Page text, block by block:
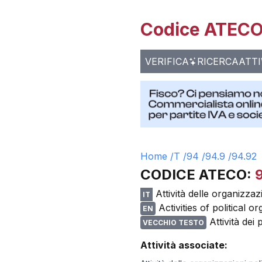
Codice
VERIFICA RICERCA
Home /T /94 /94.9 /94.92
CODICE ATECO:
IT Attività delle
EN Activities of political
VECCHIO TESTO
Attività dei
Attività associate: